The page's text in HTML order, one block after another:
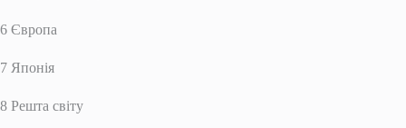
6 Європа
7 Японія
8 Решта світу